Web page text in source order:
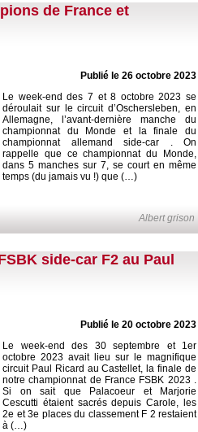
de France et
Publié le 26 octobre 2023
Le week-end des 7 et 8 octobre 2023 se
déroulait sur le circuit d’Oschersleben, en
Allemagne, l’avant-dernière manche du
championnat du Monde et la finale du
championnat allemand side-car . On
rappelle que ce championnat du Monde,
dans 5 manches sur 7, se court en même
temps (du jamais vu !) que (…)
Albert grison
side-car F2 au Paul
Publié le 20 octobre 2023
Le week-end des 30 septembre et 1er
octobre 2023 avait lieu sur le magnifique
circuit Paul Ricard au Castellet, la finale de
notre championnat de France FSBK 2023 .
Si on sait que Palacoeur et Marjorie
Cescutti étaient sacrés depuis Carole, les
2e et 3e places du classement F 2 restaient
à (…)